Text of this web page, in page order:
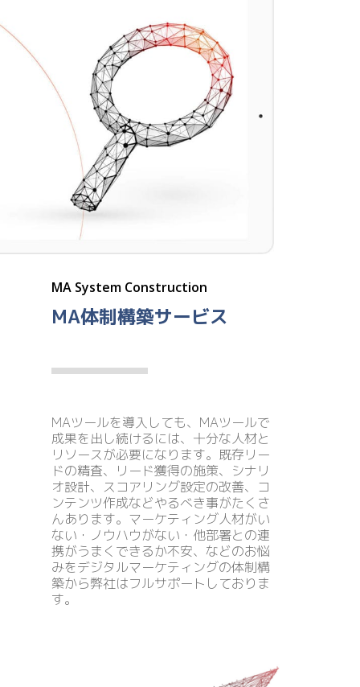
MA System Construction
MA体制構築サービス
MAツールを導入しても、MAツールで
成果を出し続けるには、十分な人材と
リソースが必要になります。既存リー
ドの精査、リード獲得の施策、シナリ
オ設計、スコアリング設定の改善、コ
ンテンツ作成などやるべき事がたくさ
んあります。マーケティング人材がい
ない・ノウハウがない・他部署との連
携がうまくできるか不安、などのお悩
みをデジタルマーケティングの体制構
築から弊社はフルサポートしておりま
す。